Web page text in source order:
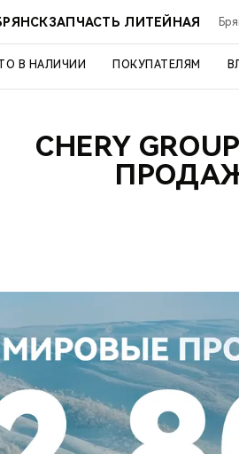
ЛИТЕЙНАЯ
В НАЛИЧИИ ПОКУПАТЕЛЯМ
CHERY